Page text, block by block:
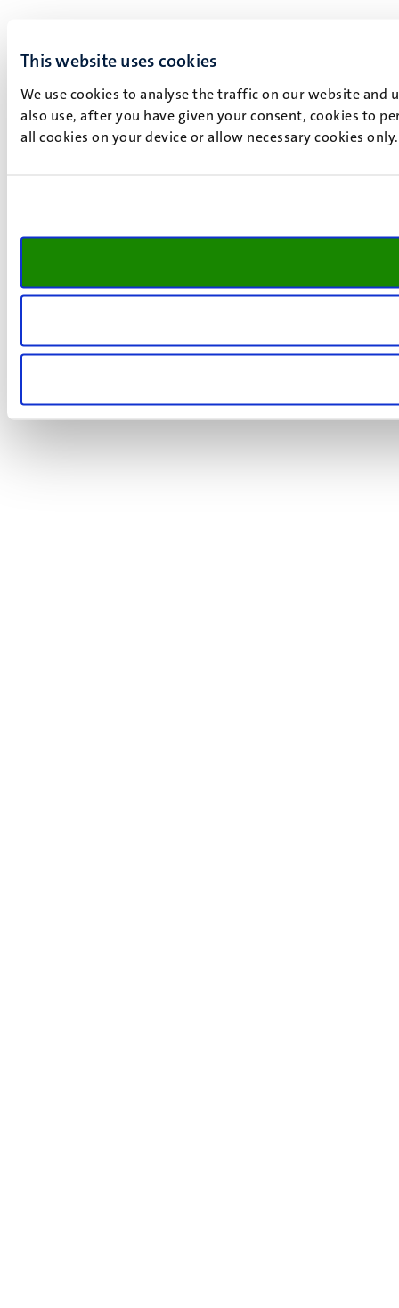
This website uses cookies
We use cookies to analyse the traffic on our website and
also use, after you have given your consent, cookies to
all cookies on your device or allow necessary cookies